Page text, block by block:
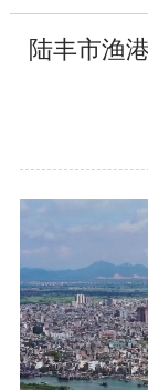
陆丰市渔